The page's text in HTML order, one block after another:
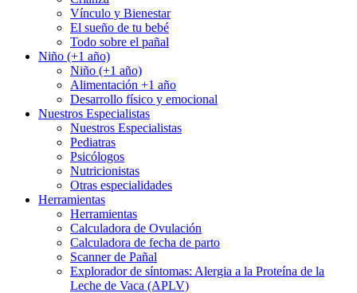
Vínculo y Bienestar
El sueño de tu bebé
Todo sobre el pañal
Niño (+1 año)
Niño (+1 año)
Alimentación +1 año
Desarrollo físico y emocional
Nuestros Especialistas
Nuestros Especialistas
Pediatras
Psicólogos
Nutricionistas
Otras especialidades
Herramientas
Herramientas
Calculadora de Ovulación
Calculadora de fecha de parto
Scanner de Pañal
Explorador de síntomas: Alergia a la Proteína de la
Leche de Vaca (APLV)